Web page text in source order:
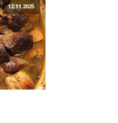
12.11.2025